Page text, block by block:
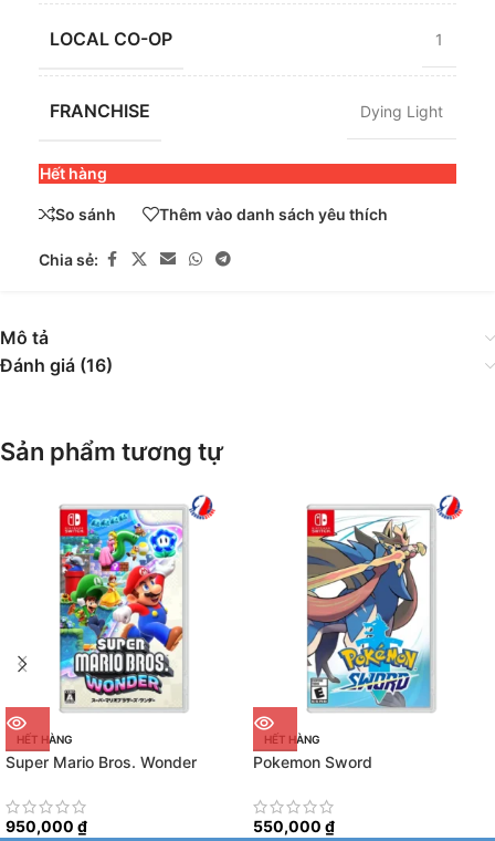
LOCAL CO-OP 1
FRANCHISE Dying Light
Hết hàng
So sánh Thêm vào danh sách yêu thích
Chia sẻ:
Mô tả
Đánh giá (16)
Sản phẩm tương tự
HẾT HÀNG
Super Mario Bros. Wonder
950,000 ₫
HẾT HÀNG
Pokemon Sword
550,000 ₫